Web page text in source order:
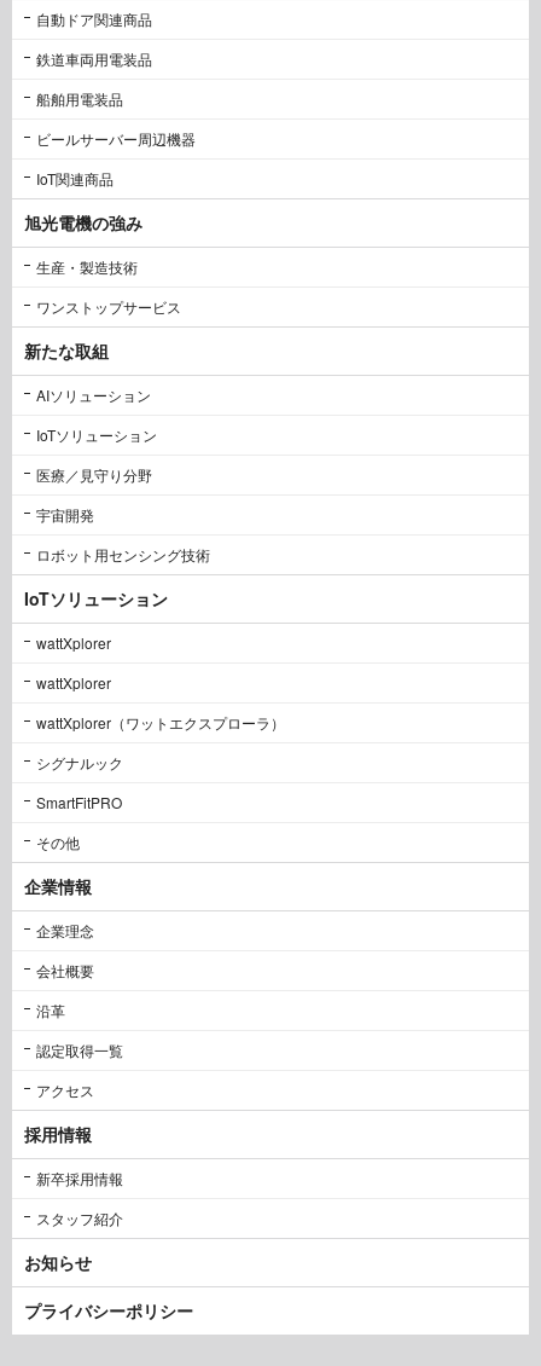
自動ドア関連商品
鉄道車両用電装品
船舶用電装品
ビールサーバー周辺機器
IoT関連商品
旭光電機の強み
生産・製造技術
ワンストップサービス
新たな取組
AIソリューション
IoTソリューション
医療／見守り分野
宇宙開発
ロボット用センシング技術
IoTソリューション
wattXplorer
wattXplorer
wattXplorer（ワットエクスプローラ）
シグナルック
SmartFitPRO
その他
企業情報
企業理念
会社概要
沿革
認定取得一覧
アクセス
採用情報
新卒採用情報
スタッフ紹介
お知らせ
プライバシーポリシー